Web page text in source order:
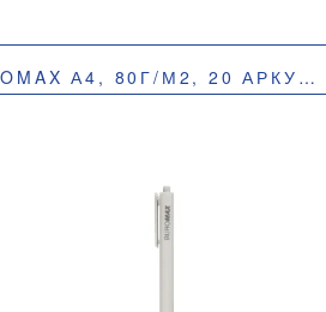
BUROMAX INTENSIVE BM.2721320E